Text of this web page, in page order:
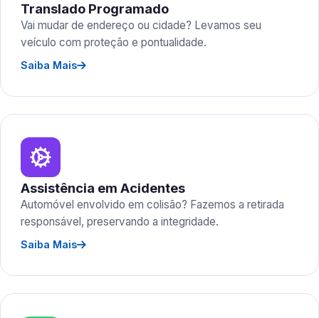
Translado Programado
Vai mudar de endereço ou cidade? Levamos seu
veículo com proteção e pontualidade.
Saiba Mais
Assistência em Acidentes
Automóvel envolvido em colisão? Fazemos a retirada
responsável, preservando a integridade.
Saiba Mais